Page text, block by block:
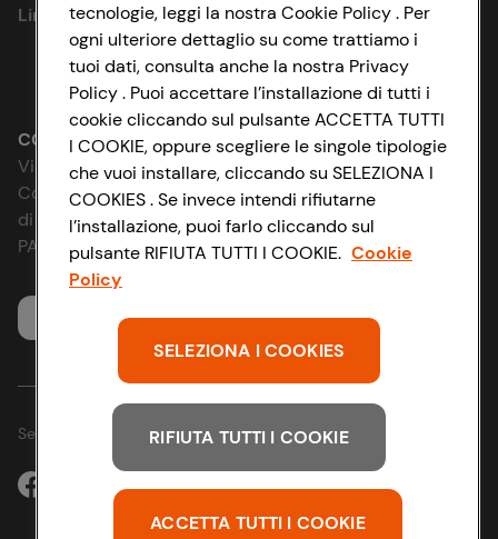
Cookie Policy
Impostazioni Cookie
Accessibilità
D&I e Parità di Genere
Strategia Fiscale
Link utili
Lavora con noi
Le cooperative
News & Approfondimenti
Richiami prodotto
Whistleblowing
CONAD SOCIETÀ COOPERATIVA
Via Michelino, 59 | 40127 BOLOGNA
Codice Fiscale e Registro Imprese
di Bologna 00865960157
PARTITA IVA 03320960374
Servizio clienti
Seguici sui Social:
tecnologie, leggi la nostra Cookie Policy . Per
ogni ulteriore dettaglio su come trattiamo i
tuoi dati, consulta anche la nostra Privacy
Policy . Puoi accettare l’installazione di tutti i
cookie cliccando sul pulsante ACCETTA TUTTI
I COOKIE, oppure scegliere le singole tipologie
che vuoi installare, cliccando su SELEZIONA I
COOKIES . Se invece intendi rifiutarne
l’installazione, puoi farlo cliccando sul
pulsante RIFIUTA TUTTI I COOKIE. Cookie
Policy
SELEZIONA I COOKIES
RIFIUTA TUTTI I COOKIE
ACCETTA TUTTI I COOKIE